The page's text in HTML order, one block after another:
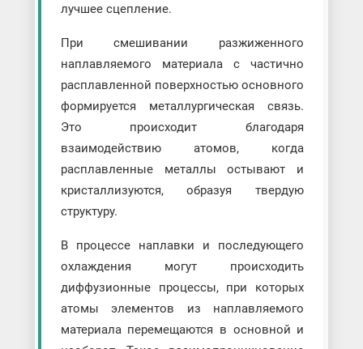
лучшее сцепление.
При смешивании разжиженного
наплавляемого материала с частично
расплавленной поверхностью основного
формируется металлургическая связь.
Это происходит благодаря
взаимодействию атомов, когда
расплавленные металлы остывают и
кристаллизуются, образуя твердую
структуру.
В процессе наплавки и последующего
охлаждения могут происходить
диффузионные процессы, при которых
атомы элементов из наплавляемого
материала перемещаются в основной и